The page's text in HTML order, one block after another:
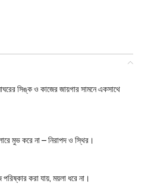
সিঙ্ক ও কাজের জায়গার সামনে একসাথে
মুভ করে না – নিরাপদ ও স্থির।
করা যায়, ময়লা ধরে না।